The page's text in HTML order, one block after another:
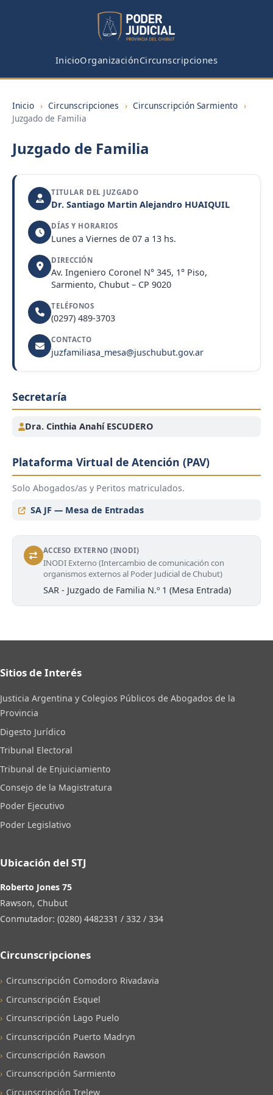
InicioOrganizaciónCircunscripciones
Inicio › Circunscripciones › Circunscripción Sarmiento ›
Juzgado de Familia
Juzgado de Familia
TITULAR DEL JUZGADO
Dr. Santiago Martin Alejandro HUAIQUIL
DÍAS Y HORARIOS
Lunes a Viernes de 07 a 13 hs.
DIRECCIÓN
Av. Ingeniero Coronel N° 345, 1° Piso,
Sarmiento, Chubut – CP 9020
TELÉFONOS
(0297) 489-3703
CONTACTO
juzfamiliasa_mesa@juschubut.gov.ar
Secretaría
Dra. Cinthia Anahí ESCUDERO
Plataforma Virtual de Atención (PAV)
Solo Abogados/as y Peritos matriculados.
SA JF — Mesa de Entradas
ACCESO EXTERNO (INODI)
INODI Externo (Intercambio de comunicación con
organismos externos al Poder Judicial de Chubut)
SAR - Juzgado de Familia N.º 1 (Mesa Entrada)
Sitios de Interés
Justicia Argentina y Colegios Públicos de Abogados de la
Provincia
Digesto Jurídico
Tribunal Electoral
Tribunal de Enjuiciamiento
Consejo de la Magistratura
Poder Ejecutivo
Poder Legislativo
Ubicación del STJ
Roberto Jones 75
Rawson, Chubut
Conmutador: (0280) 4482331 / 332 / 334
Circunscripciones
Circunscripción Comodoro Rivadavia
Circunscripción Esquel
Circunscripción Lago Puelo
Circunscripción Puerto Madryn
Circunscripción Rawson
Circunscripción Sarmiento
Circunscripción Trelew